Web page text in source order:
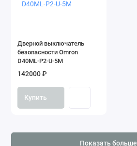
Дверной выключатель
безопасности Omron
D40ML-P2-U-5M
142000 ₽
Купить
Показать больше